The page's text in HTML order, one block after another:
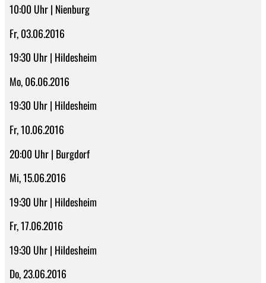
10:00 Uhr | Nienburg
Fr, 03.06.2016
19:30 Uhr | Hildesheim
Mo, 06.06.2016
19:30 Uhr | Hildesheim
Fr, 10.06.2016
20:00 Uhr | Burgdorf
Mi, 15.06.2016
19:30 Uhr | Hildesheim
Fr, 17.06.2016
19:30 Uhr | Hildesheim
Do, 23.06.2016